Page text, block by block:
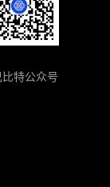
比特公众号